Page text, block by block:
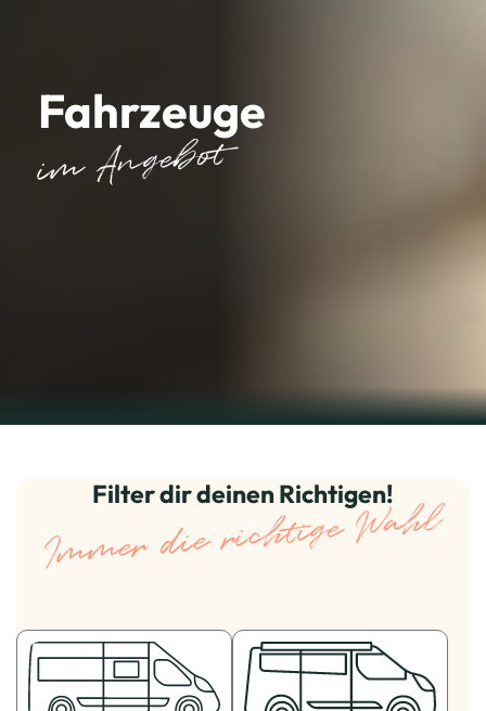
Fahrzeuge
im Angebot
Filter dir deinen Richtigen!
Immer die richtige Wahl